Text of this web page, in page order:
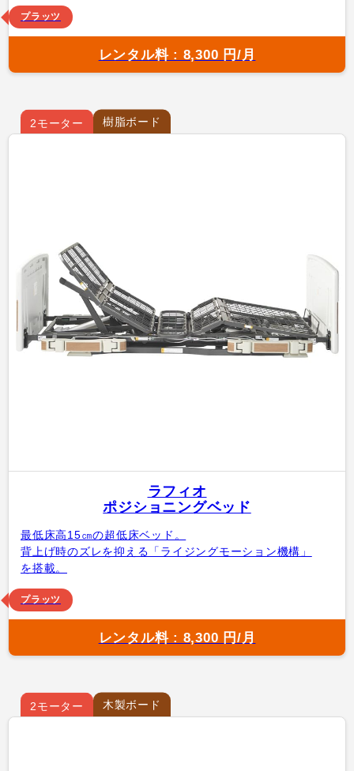
プラッツ
レンタル料 : 8,300 円/月
2モーター 樹脂ボード
ラフィオ
ポジショニングベッド
最低床高15㎝の超低床ベッド。
背上げ時のズレを抑える「ライジングモーション機構」
を搭載。
プラッツ
レンタル料 : 8,300 円/月
2モーター 木製ボード